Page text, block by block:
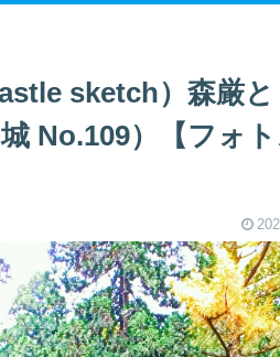
sketch）森厳
No.109）【フォ